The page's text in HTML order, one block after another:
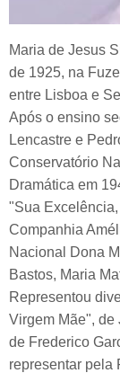
Maria de Jesus
de 1925, na
entre Lisboa e
Após o ensino
Lencastre e
Conservatório
Dramática em
"Sua
Companhia
Nacional Dona
Bastos, Maria
Representou
Virgem Mãe", de
de Frederico
representar pela